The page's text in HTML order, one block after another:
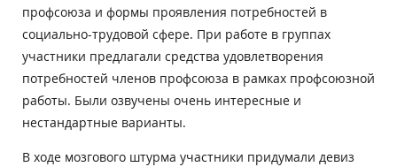
профсоюза и формы проявления потребностей в
социально-трудовой сфере. При работе в группах
участники предлагали средства удовлетворения
потребностей членов профсоюза в рамках профсоюзной
работы. Были озвучены очень интересные и
нестандартные варианты.
В ходе мозгового штурма участники придумали девиз